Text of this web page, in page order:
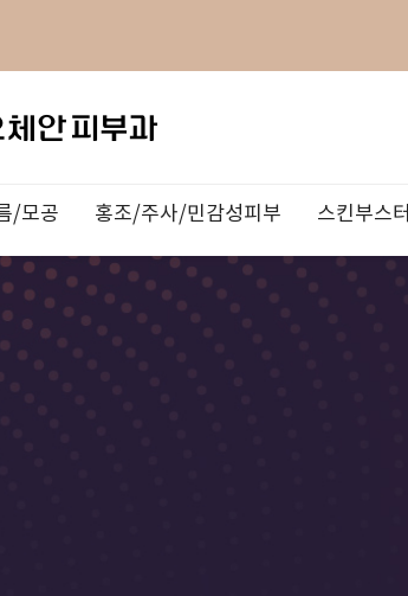
소개 장비소개
NEWS
리프팅 써마지 FLX
오타모반/이토모반
/모공
흉터/자국 모공치료
홍조/주사/민감성피부
럭스
스킨부스터
쥬베룩
드러기 아토피
이온자임